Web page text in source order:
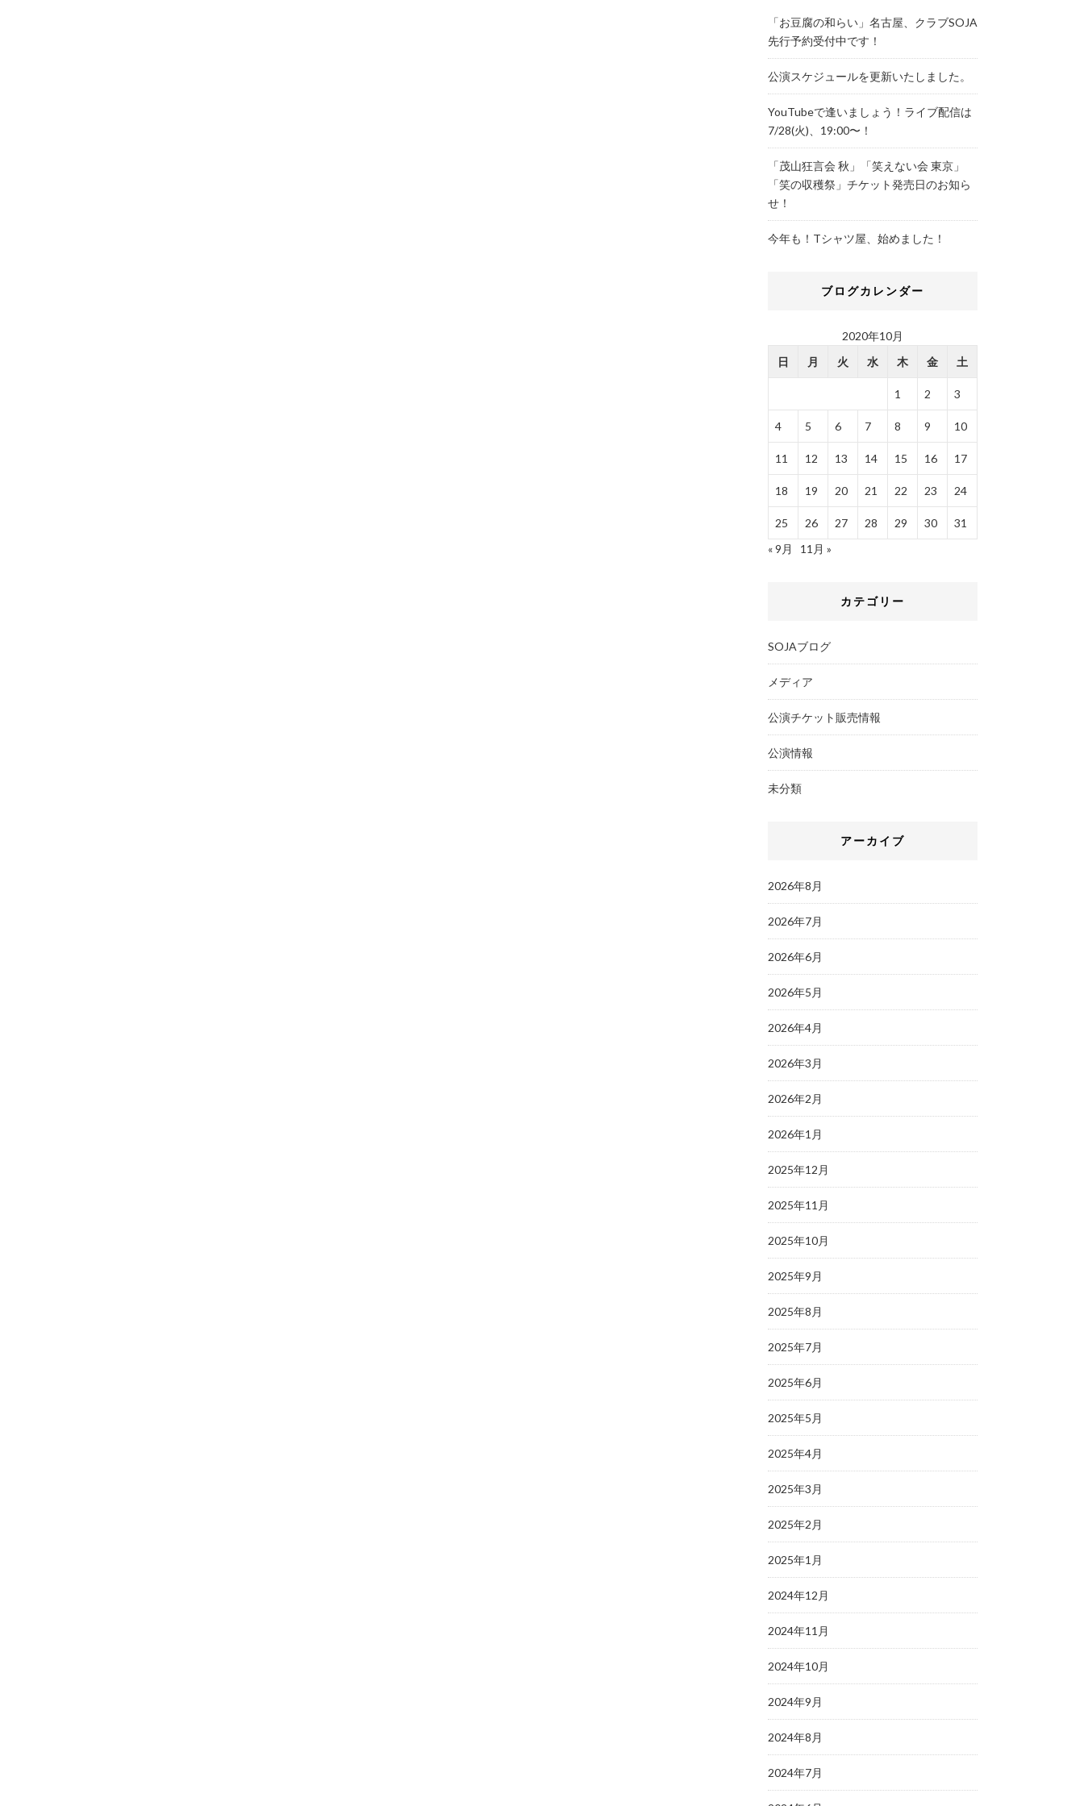
「お豆腐の和らい」名古屋、クラブSOJA
先行予約受付中です！
公演スケジュールを更新いたしました。
YouTubeで逢いましょう！ライブ配信は
7/28(火)、19:00〜！
「茂山狂言会 秋」「笑えない会 東京」
「笑の収穫祭」チケット発売日のお知ら
せ！
今年も！Tシャツ屋、始めました！
ブログカレンダー
2020年10月
日
月 火 水 木 金 土
1 2 3
4 5 6 7 8 9 10
11 12 13 14 15 16 17
18 19 20 21 22 23 24
25 26 27 28 29 30
31
« 9月
11月 »
カテゴリー
SOJAブログ
メディア
公演チケット販売情報
公演情報
未分類
アーカイブ
2026年8月
2026年7月
2026年6月
2026年5月
2026年4月
2026年3月
2026年2月
2026年1月
2025年12月
2025年11月
2025年10月
2025年9月
2025年8月
2025年7月
2025年6月
2025年5月
2025年4月
2025年3月
2025年2月
2025年1月
2024年12月
2024年11月
2024年10月
2024年9月
2024年8月
2024年7月